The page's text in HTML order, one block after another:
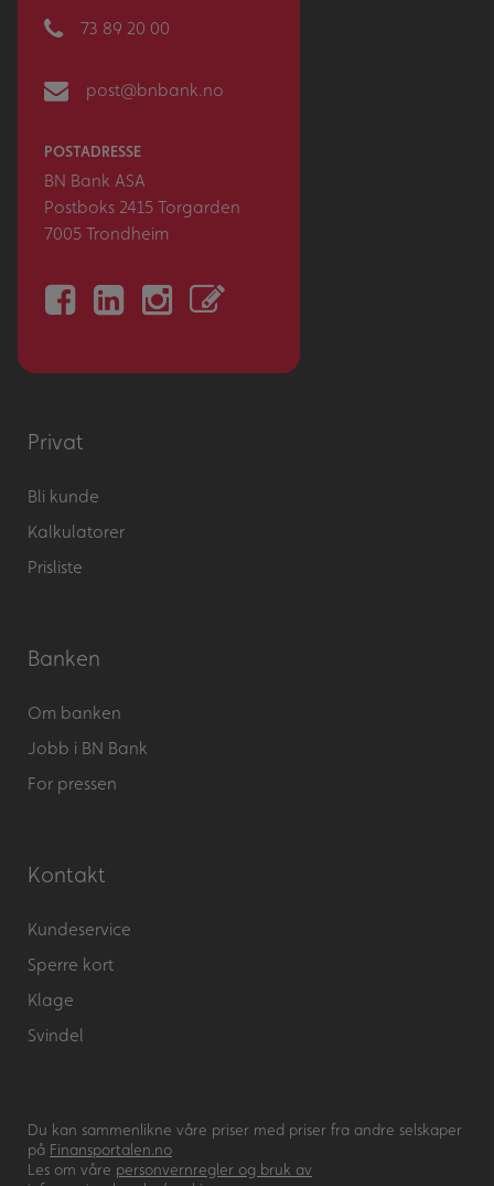
73 89 20 00
post@bnbank.no
POSTADRESSE
BN Bank ASA
Postboks 2415 Torgarden
7005 Trondheim
Privat
Bli kunde
Kalkulatorer
Prisliste
Banken
Om banken
Jobb i BN Bank
For pressen
Kontakt
Kundeservice
Sperre kort
Klage
Svindel
Du kan sammenlikne våre priser med priser fra andre selskaper
på Finansportalen.no
Les om våre personvernregler og bruk av